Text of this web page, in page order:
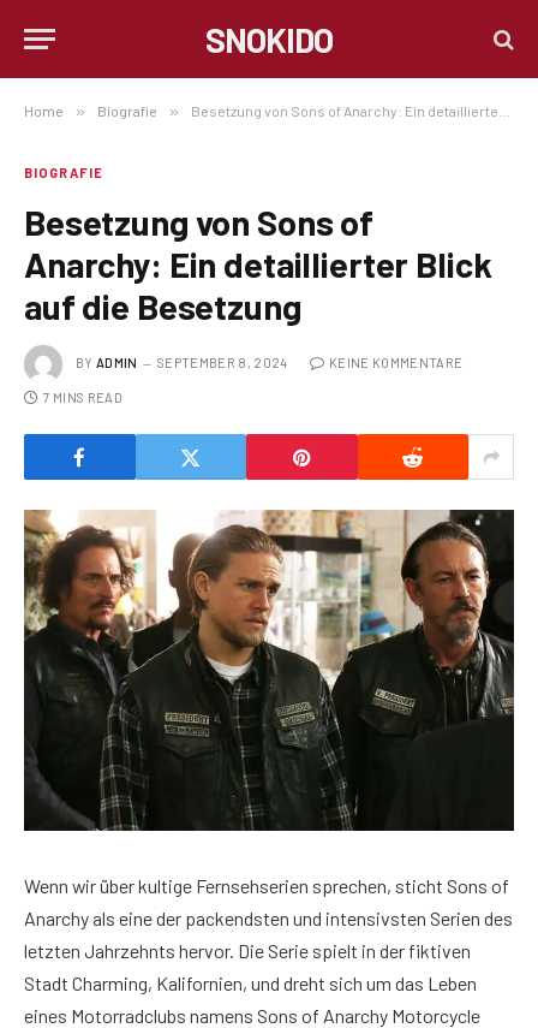
SNOKIDO
Home » Biografie » Besetzung von Sons of Anarchy: Ein detaillierter Blick auf die Besetzung
BIOGRAFIE
Besetzung von Sons of
Anarchy: Ein detaillierter Blick
auf die Besetzung
BY ADMIN SEPTEMBER 8, 2024 KEINE KOMMENTARE
7 MINS READ
Wenn wir über kultige Fernsehserien sprechen, sticht Sons of
Anarchy als eine der packendsten und intensivsten Serien des
letzten Jahrzehnts hervor. Die Serie spielt in der fiktiven
Stadt Charming, Kalifornien, und dreht sich um das Leben
eines Motorradclubs namens Sons of Anarchy Motorcycle